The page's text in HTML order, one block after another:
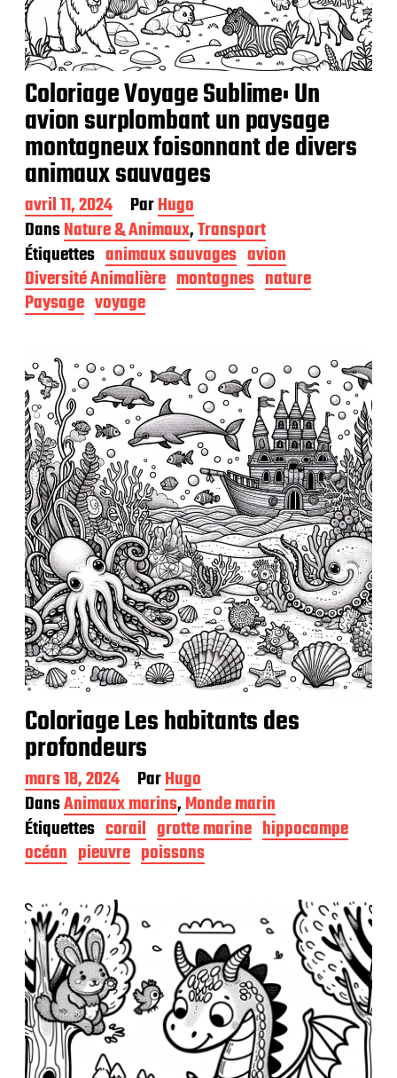
Coloriage Voyage Sublime: Un
avion surplombant un paysage
montagneux foisonnant de divers
animaux sauvages
D
a
t
e
d
e
p
l
i
c
a
t
i
o
n
avril 11, 2024 ParHugo
DansNature & Animaux,Transport
Étiquettes animaux sauvages avion
Diversité Animalière montagnes nature
Paysage voyage
Coloriage Les habitants des
profondeurs
D
a
t
e
d
e
u
b
l
i
c
a
t
i
o
n
mars 18, 2024 ParHugo
DansAnimaux marins,Monde marin
Étiquettes corail grotte marine hippocampe
océan pieuvre poissons